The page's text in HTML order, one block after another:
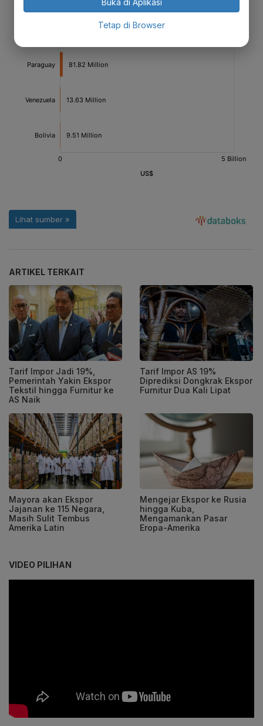
ARTIKEL TERKAIT
Tarif Impor Jadi 19%,
Pemerintah Yakin Ekspor
Tekstil hingga Furnitur ke
AS Naik
Tarif Impor AS 19%
Diprediksi Dongkrak Ekspor
Furnitur Dua Kali Lipat
Mayora akan Ekspor
Jajanan ke 115 Negara,
Masih Sulit Tembus
Amerika Latin
Mengejar Ekspor ke Rusia
hingga Kuba,
Mengamankan Pasar
Eropa-Amerika
VIDEO PILIHAN
Buka di Aplikasi
Tetap di Browser